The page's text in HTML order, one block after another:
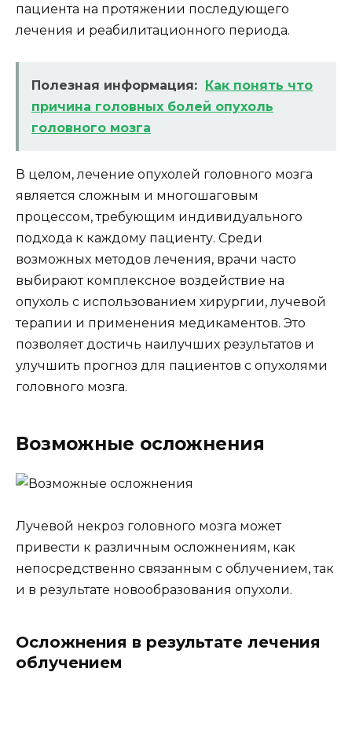
пациента на протяжении последующего
лечения и реабилитационного периода.
Полезная информация: Как понять что
причина головных болей опухоль
головного мозга
В целом, лечение опухолей головного мозга
является сложным и многошаговым
процессом, требующим индивидуального
подхода к каждому пациенту. Среди
возможных методов лечения, врачи часто
выбирают комплексное воздействие на
опухоль с использованием хирургии, лучевой
терапии и применения медикаментов. Это
позволяет достичь наилучших результатов и
улучшить прогноз для пациентов с опухолями
головного мозга.
Возможные осложнения
Лучевой некроз головного мозга может
привести к различным осложнениям, как
непосредственно связанным с облучением, так
и в результате новообразования опухоли.
Осложнения в результате лечения
облучением